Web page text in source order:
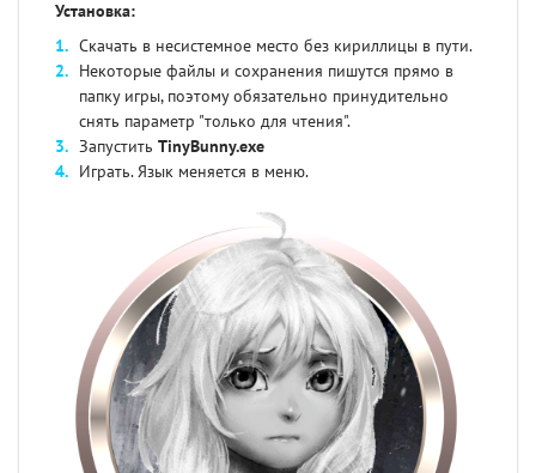
Установка:
Скачать в несистемное место без кириллицы в пути.
Некоторые файлы и сохранения пишутся прямо в
папку игры, поэтому обязательно принудительно
снять параметр "только для чтения".
Запустить TinyBunny.exe
Играть. Язык меняется в меню.